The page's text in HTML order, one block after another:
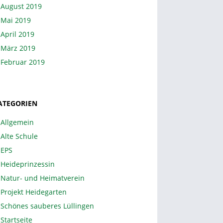
August 2019
Mai 2019
April 2019
März 2019
Februar 2019
Allgemein
Alte Schule
EPS
Heideprinzessin
Natur- und Heimatverein
Projekt Heidegarten
Schönes sauberes Lüllingen
Startseite